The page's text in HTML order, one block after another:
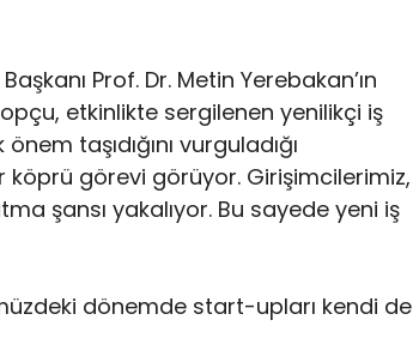
Prof. Dr. Metin Yerebakan’ın
etkinlikte sergilenen yenilikçi iş
taşıdığını vurguladığı
köprü görevi görüyor. Girişimcilerimiz,
şansı yakalıyor. Bu sayede yeni iş
dönemde start-upları kendi de